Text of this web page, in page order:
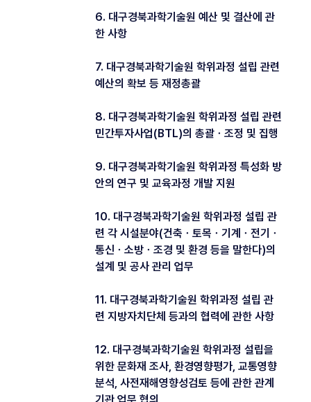
6. 대구경북과학기술원 예산 및 결산에 관
한 사항
7. 대구경북과학기술원 학위과정 설립 관련
예산의 확보 등 재정총괄
8. 대구경북과학기술원 학위과정 설립 관련
민간투자사업(BTL)의 총괄ㆍ조정 및 집행
9. 대구경북과학기술원 학위과정 특성화 방
안의 연구 및 교육과정 개발 지원
10. 대구경북과학기술원 학위과정 설립 관
련 각 시설분야(건축ㆍ토목ㆍ기계ㆍ전기ㆍ
통신ㆍ소방ㆍ조경 및 환경 등을 말한다)의
설계 및 공사 관리 업무
11. 대구경북과학기술원 학위과정 설립 관
련 지방자치단체 등과의 협력에 관한 사항
12. 대구경북과학기술원 학위과정 설립을
위한 문화재 조사, 환경영향평가, 교통영향
분석, 사전재해영향성검토 등에 관한 관계